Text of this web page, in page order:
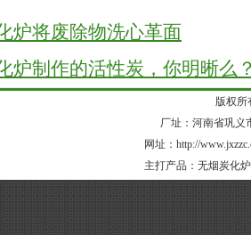
炉将废除物洗心革面
炉制作的活性炭，你明晰么
版权
厂址：河南省巩
网址： http://
主打产品： 无烟炭化炉